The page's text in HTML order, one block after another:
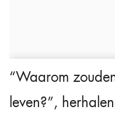
“Waarom
leven?”,